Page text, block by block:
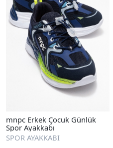
mnpc Erkek Çocuk Günlük
Spor Ayakkabı
SPOR AYAKKABI